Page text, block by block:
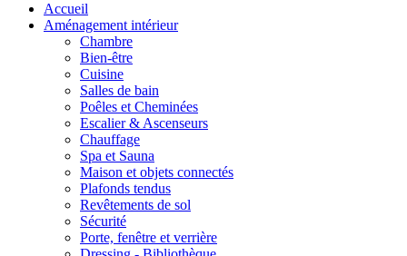
Accueil
Aménagement intérieur
Chambre
Bien-être
Cuisine
Salles de bain
Poêles et Cheminées
Escalier & Ascenseurs
Chauffage
Spa et Sauna
Maison et objets connectés
Plafonds tendus
Revêtements de sol
Sécurité
Porte, fenêtre et verrière